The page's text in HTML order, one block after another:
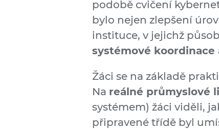
podobě cvičení
bylo nejen zlepšení
instituce, v jejichž
systémové koordinace
Žáci se na základě
Na reálné průmyslové
systémem) žáci viděli,
připravené třídě byl